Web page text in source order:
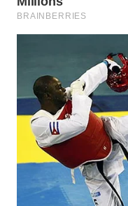
WN
SUBANG
SUKABUMI
WN
PURWAKARTA
WN
PRIANGAN
TIMUR